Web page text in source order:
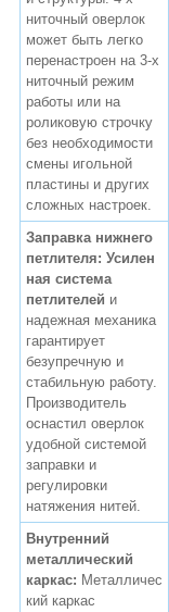
ниточный оверлок
может быть легко
перенастроен на 3-х
ниточный режим
работы или на
роликовую строчку
без необходимости
смены игольной
пластины и других
сложных настроек.
Заправка нижнего
петлителя: Усилен
ная система
петлителей и
надежная механика
гарантирует
безупречную и
стабильную работу.
Производитель
оснастил оверлок
удобной системой
заправки и
регулировки
натяжения нитей.
Внутренний
металлический
каркас: Металличес
кий каркас